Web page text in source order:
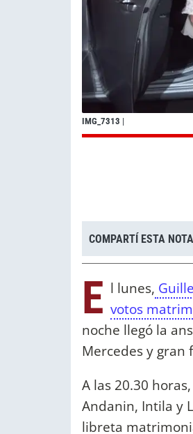
IMG_7313 |
COMPARTÍ ESTA NOTA
E l lunes,
votos
noche llegó la
Mercedes y gran
A las 20.30
Andanin, Intila y
libreta